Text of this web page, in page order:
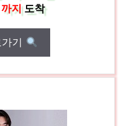
까지도착
기